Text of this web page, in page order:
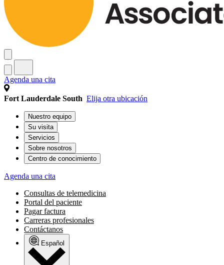
Agenda una cita
Fort Lauderdale South Elija otra ubicación
Nuestro equipo
Su visita
Servicios
Sobre nosotros
Centro de conocimiento
Agenda una cita
Consultas de telemedicina
Portal del paciente
Pagar factura
Carreras profesionales
Contáctanos
Español